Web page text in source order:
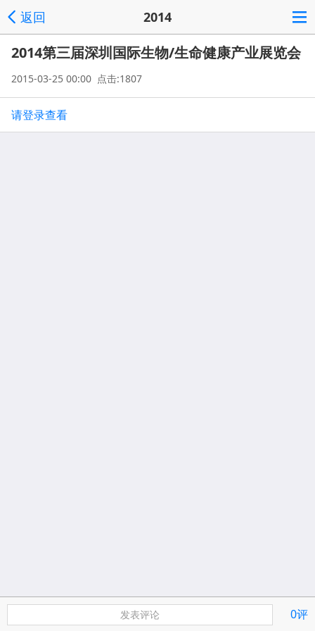
返回 2014
2014第三届深圳国际生物/生命健康产业展览会
2015-03-25 00:00 点击:1807
请登录查看
发表评论 0评